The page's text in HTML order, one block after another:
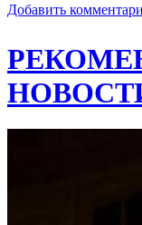
Добавить